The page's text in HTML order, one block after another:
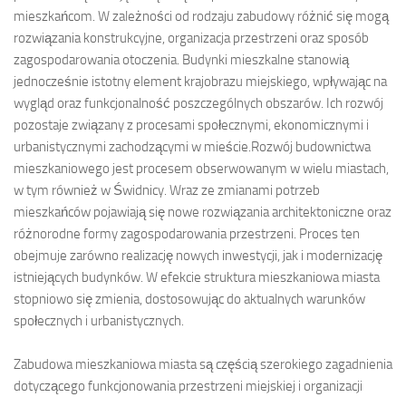
mieszkańcom. W zależności od rodzaju zabudowy różnić się mogą
rozwiązania konstrukcyjne, organizacja przestrzeni oraz sposób
zagospodarowania otoczenia. Budynki mieszkalne stanowią
jednocześnie istotny element krajobrazu miejskiego, wpływając na
wygląd oraz funkcjonalność poszczególnych obszarów. Ich rozwój
pozostaje związany z procesami społecznymi, ekonomicznymi i
urbanistycznymi zachodzącymi w mieście.Rozwój budownictwa
mieszkaniowego jest procesem obserwowanym w wielu miastach,
w tym również w Świdnicy. Wraz ze zmianami potrzeb
mieszkańców pojawiają się nowe rozwiązania architektoniczne oraz
różnorodne formy zagospodarowania przestrzeni. Proces ten
obejmuje zarówno realizację nowych inwestycji, jak i modernizację
istniejących budynków. W efekcie struktura mieszkaniowa miasta
stopniowo się zmienia, dostosowując do aktualnych warunków
społecznych i urbanistycznych.
Zabudowa mieszkaniowa miasta są częścią szerokiego zagadnienia
dotyczącego funkcjonowania przestrzeni miejskiej i organizacji